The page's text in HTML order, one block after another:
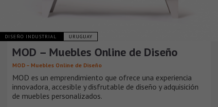
DISEÑO INDUSTRIAL URUGUAY
MOD – Muebles Online de Diseño
MOD – Muebles Online de Diseño
MOD es un emprendimiento que ofrece una experiencia
innovadora, accesible y disfrutable de diseño y adquisición
de muebles personalizados.